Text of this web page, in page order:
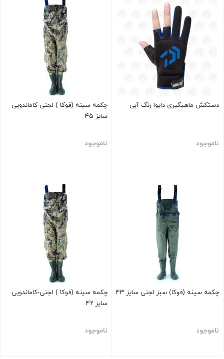
دستکش ماهیگیری دایوا رنگ آبی
ناموجود
چکمه سینه (فوکا ) لجنی-کاماندویی
سایز ۴۵
ناموجود
چکمه سینه (فوکا) سبز لجنی سایز ۴۳
ناموجود
چکمه سینه (فوکا ) لجنی-کاماندویی
سایز ۴۲
ناموجود